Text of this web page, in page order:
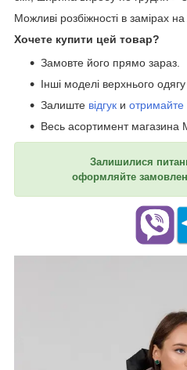
Можливі розбіжності в замірах
Хочете купити цей товар?
Замовте його прямо зараз.
Інші моделі верхнього
Залиште відгук и отримайте
Весь асортимент магазина
Залишилися
оформляйте